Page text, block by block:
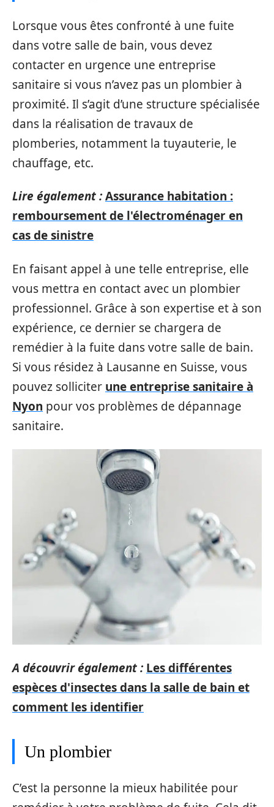
Lorsque vous êtes confronté à une fuite
dans votre salle de bain, vous devez
contacter en urgence une entreprise
sanitaire si vous n’avez pas un plombier à
proximité. Il s’agit d’une structure spécialisée
dans la réalisation de travaux de
plomberies, notamment la tuyauterie, le
chauffage, etc.
Lire également :Assurance habitation :
remboursement de l'électroménager en
cas de sinistre
En faisant appel à une telle entreprise, elle
vous mettra en contact avec un plombier
professionnel. Grâce à son expertise et à son
expérience, ce dernier se chargera de
remédier à la fuite dans votre salle de bain.
Si vous résidez à Lausanne en Suisse, vous
pouvez solliciter une entreprise sanitaire à
Nyon pour vos problèmes de dépannage
sanitaire.
A découvrir également : Les différentes
espèces d'insectes dans la salle de bain et
comment les identifier
Un plombier
C’est la personne la mieux habilitée pour